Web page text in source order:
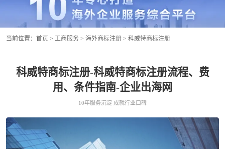
当前位置： 首页 > 工商服务 > 海外商标注册 > 科威特商标注册
科威特商标注册-科威特商标注册流程、费
用、条件指南-企业出海网
10年服务沉淀 成就行业口碑